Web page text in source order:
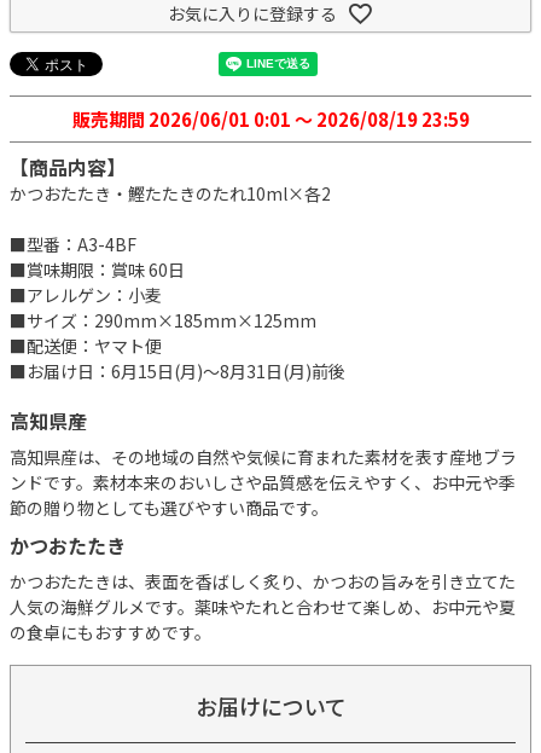
お気に入りに登録する
販売期間 2026/06/01 0:01〜 2026/08/19 23:59
【商品内容】
かつおたたき・鰹たたきのたれ10ml×各2
■型番：A3-4BF
■賞味期限：賞味 60日
■アレルゲン：小麦
■サイズ：290mm×185mm×125mm
■配送便：ヤマト便
■お届け日：6月15日(月)～8月31日(月)前後
高知県産
高知県産は、その地域の自然や気候に育まれた素材を表す産地ブラ
ンドです。素材本来のおいしさや品質感を伝えやすく、お中元や季
節の贈り物としても選びやすい商品です。
かつおたたき
かつおたたきは、表面を香ばしく炙り、かつおの旨みを引き立てた
人気の海鮮グルメです。薬味やたれと合わせて楽しめ、お中元や夏
の食卓にもおすすめです。
お届けについて